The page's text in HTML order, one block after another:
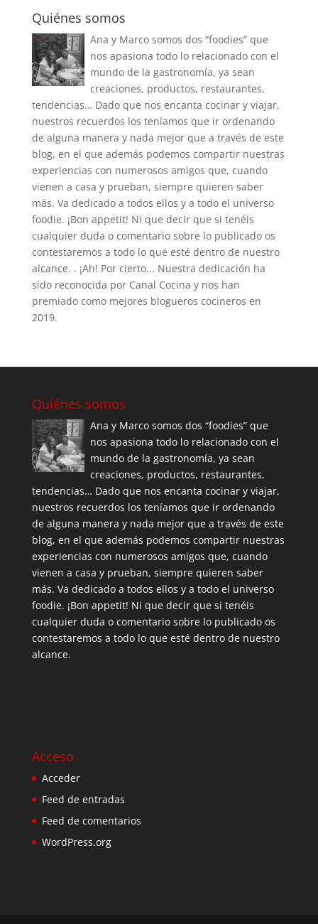
Quiénes somos
Ana y Marco somos dos “foodies” que
nos apasiona todo lo relacionado con el
mundo de la gastronomía, ya sean
creaciones, productos, restaurantes,
tendencias… Dado que nos encanta cocinar y viajar,
nuestros recuerdos los teníamos que ir ordenando
de alguna manera y nada mejor que a través de este
blog, en el que además podemos compartir nuestras
experiencias con numerosos amigos que, cuando
vienen a casa y prueban, siempre quieren saber
más. Va dedicado a todos ellos y a todo el universo
foodie. ¡Bon appetit! Ni que decir que si tenéis
cualquier duda o comentario sobre lo publicado os
contestaremos a todo lo que esté dentro de nuestro
alcance. . ¡Ah! Por cierto... Nuestra dedicación ha
sido reconocida por Canal Cocina y nos han
premiado como mejores blogueros cocineros en
2019.
Quiénes somos
Ana y Marco somos dos “foodies” que
nos apasiona todo lo relacionado con el
mundo de la gastronomía, ya sean
creaciones, productos, restaurantes,
tendencias… Dado que nos encanta cocinar y viajar,
nuestros recuerdos los teníamos que ir ordenando
de alguna manera y nada mejor que a través de este
blog, en el que además podemos compartir nuestras
experiencias con numerosos amigos que, cuando
vienen a casa y prueban, siempre quieren saber
más. Va dedicado a todos ellos y a todo el universo
foodie. ¡Bon appetit! Ni que decir que si tenéis
cualquier duda o comentario sobre lo publicado os
contestaremos a todo lo que esté dentro de nuestro
alcance.
Acceso
Acceder
Feed de entradas
Feed de comentarios
WordPress.org